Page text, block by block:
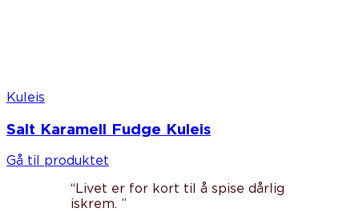
Kuleis
Salt Karamell Fudge Kuleis
Gå til produktet
“Livet er for kort til å spise dårlig
iskrem. ”